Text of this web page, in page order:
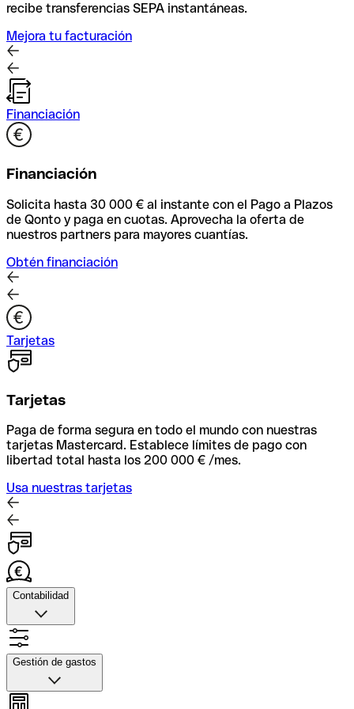
recibe transferencias SEPA instantáneas.
Mejora tu facturación
Financiación
Financiación
Solicita hasta 30 000 € al instante con el Pago a Plazos
de Qonto y paga en cuotas. Aprovecha la oferta de
nuestros partners para mayores cuantías.
Obtén financiación
Tarjetas
Tarjetas
Paga de forma segura en todo el mundo con nuestras
tarjetas Mastercard. Establece límites de pago con
libertad total hasta los 200 000 € /mes.
Usa nuestras tarjetas
Contabilidad
Contabilidad
Sube fotos de tus recibos, automatiza la facxturación y
conecta con tu herramienta contable para una
conciliación rápida.
Gestión de gastos
Gestión de gastos